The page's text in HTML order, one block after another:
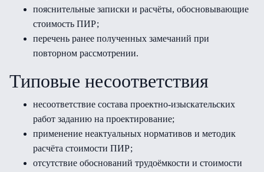
пояснительные записки и расчёты, обосновывающие
стоимость ПИР;
перечень ранее полученных замечаний при
повторном рассмотрении.
Типовые несоответствия
несоответствие состава проектно-изыскательских
работ заданию на проектирование;
применение неактуальных нормативов и методик
расчёта стоимости ПИР;
отсутствие обоснований трудоёмкости и стоимости